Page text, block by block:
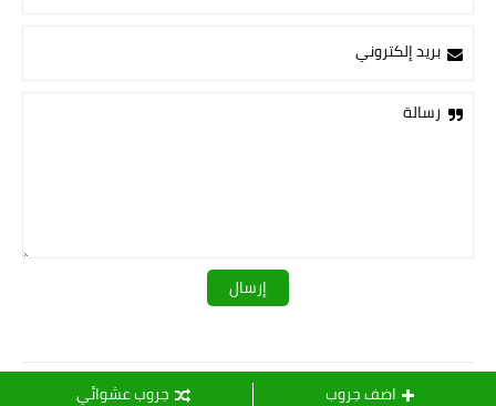
اضف جروب جروب عشوائي
بريد إلكتروني
رسالة
قـــــروبات ســ💛ــيدرا